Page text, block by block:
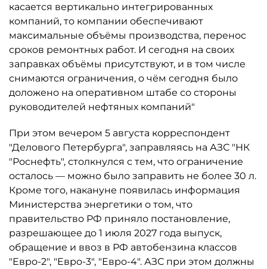
касается вертикально интегрированных
компаний, то компании обеспечивают
максимальные объёмы производства, перенос
сроков ремонтных работ. И сегодня на своих
заправках объёмы присутствуют, и в том числе
снимаются ограничения, о чём сегодня было
доложено на оперативном штабе со стороны
руководителей нефтяных компаний"
При этом вечером 5 августа корреспондент
"Делового Петербурга", заправляясь на АЗС "НК
"Роснефть", столкнулся с тем, что ограничение
осталось ­— можно было заправить не более 30 л.
Кроме того, накануне появилась информация
Министерства энергетики о том, что
правительство РФ приняло постановление,
разрешающее до 1 июля 2027 года выпуск,
обращение и ввоз в РФ автобензина классов
"Евро-2", "Евро-3", "Евро-4". АЗС при этом должны